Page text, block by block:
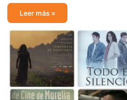
Leer más »